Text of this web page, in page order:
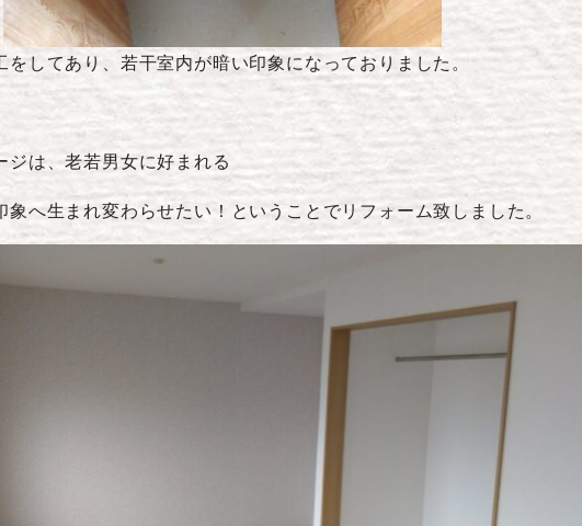
をしてあり、若干室内が暗い印象になっておりました。
ジは、老若男女に好まれる
象へ生まれ変わらせたい！ということでリフォーム致しました。